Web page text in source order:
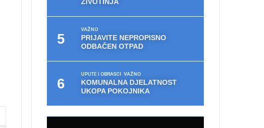
VAŽNO
PRIJAVITE NEPROPISNO
ODBAČEN OTPAD
UPUTE I OBRASCI VAŽNO
KOMUNALNA DJELATNOST
UKOPA POKOJNIKA